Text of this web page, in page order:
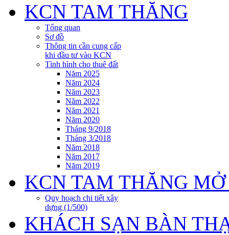
KCN TAM THĂNG
Tổng quan
Sơ đồ
Thông tin cần cung cấp
khi đầu tư vào KCN
Tình hình cho thuê đất
Năm 2025
Năm 2024
Năm 2023
Năm 2022
Năm 2021
Năm 2020
Tháng 9/2018
Tháng 3/2018
Năm 2018
Năm 2017
Năm 2019
KCN TAM THĂNG MỞ
Quy hoạch chi tiết xây
dựng (1/500)
KHÁCH SẠN BÀN